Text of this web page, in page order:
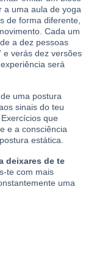
a uma aula de yoga
de forma diferente,
Cada um
a dez pessoas
e verás dez versões
será
uma postura
sinais do teu
que
e a consciência
estática.
deixares de te
te com mais
uma